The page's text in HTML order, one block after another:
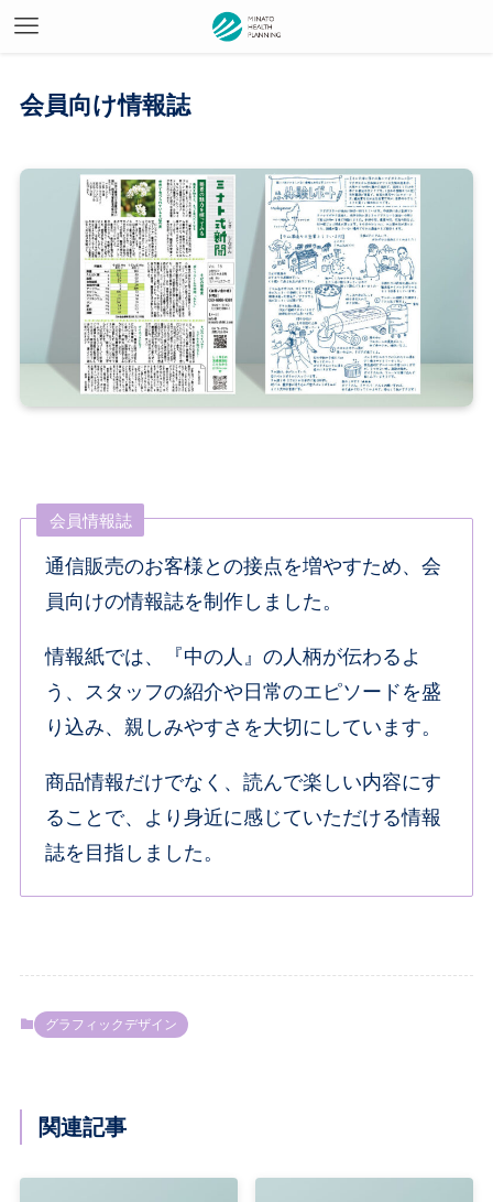
会員向け情報誌
会員情報誌
通信販売のお客様との接点を増やすため、会
員向けの情報誌を制作しました。
情報紙では、『中の人』の人柄が伝わるよ
う、スタッフの紹介や日常のエピソードを盛
り込み、親しみやすさを大切にしています。
商品情報だけでなく、読んで楽しい内容にす
ることで、より身近に感じていただける情報
誌を目指しました。
グラフィックデザイン
関連記事